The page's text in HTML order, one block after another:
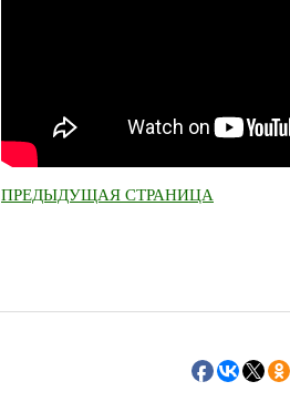
ПРЕДЫДУЩАЯ СТРАНИЦА